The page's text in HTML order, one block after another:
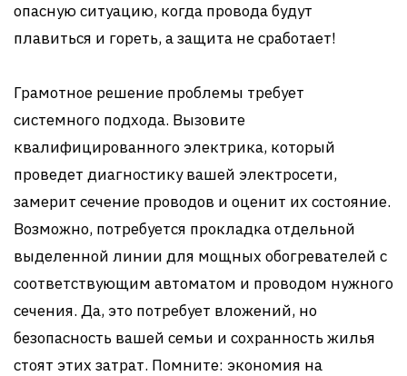
опасную ситуацию, когда провода будут
плавиться и гореть, а защита не сработает!
Грамотное решение проблемы требует
системного подхода. Вызовите
квалифицированного электрика, который
проведет диагностику вашей электросети,
замерит сечение проводов и оценит их состояние.
Возможно, потребуется прокладка отдельной
выделенной линии для мощных обогревателей с
соответствующим автоматом и проводом нужного
сечения. Да, это потребует вложений, но
безопасность вашей семьи и сохранность жилья
стоят этих затрат. Помните: экономия на